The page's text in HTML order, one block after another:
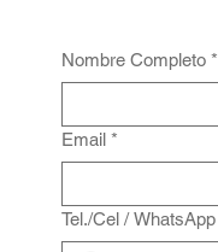
Nombre Completo *
Email *
Tel./Cel / WhatsApp